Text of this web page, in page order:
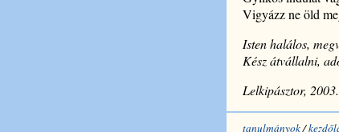
Vigyázz ne öld
Isten halálos,
Kész átvállalni,
Lelkipásztor,
tanulmányok/